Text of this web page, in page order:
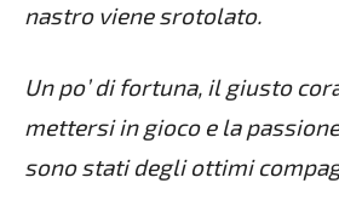
nastro viene srotolato.
Un po’ di fortuna, il giusto
mettersi in gioco e la
sono stati degli ottimi